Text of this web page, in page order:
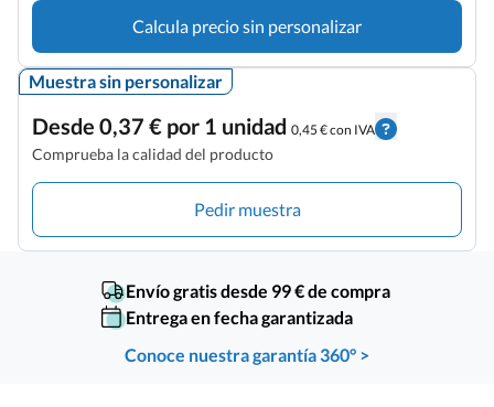
Calcula precio sin personalizar
Muestra sin personalizar
Desde 0,37 € por 1 unidad 0,45 € con IVA
Comprueba la calidad del producto
Pedir muestra
Envío gratis desde 99 € de compra
Entrega en fecha garantizada
Conoce nuestra garantía 360° >